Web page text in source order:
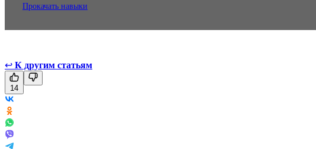
Прокачать навыки
↩ К другим статьям
14